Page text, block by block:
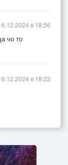
чо то
в 18:56
в 18:22